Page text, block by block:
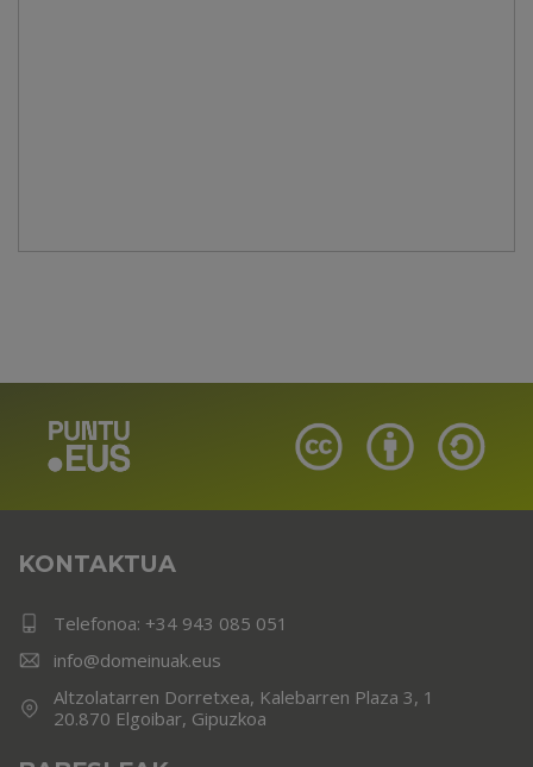
KONTAKTUA
Telefonoa: +34 943 085 051
info@domeinuak.eus
Altzolatarren Dorretxea, Kalebarren Plaza 3, 1
20.870 Elgoibar, Gipuzkoa